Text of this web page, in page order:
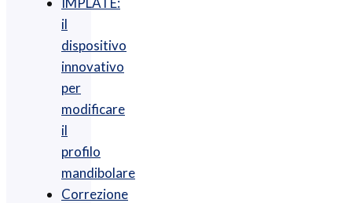
il
dispositivo
innovativo
per
modificare
il
profilo
mandibolare
Correzione